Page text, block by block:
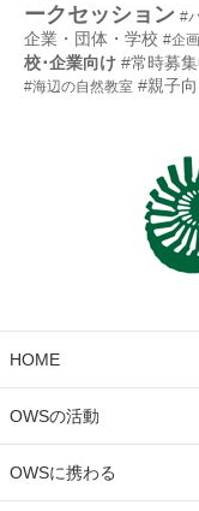
ークセッション #
企業・団体・学校 #企
校･企業向け #常時募集
#海辺の自然教室 #親子
HOME
OWSの活動
OWSに携わる